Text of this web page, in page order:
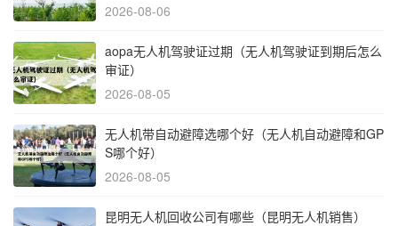
2026-08-06
aopa无人机驾驶证过期（无人机驾驶证到期后怎么
审证）
2026-08-05
无人机带自动避障选哪个好（无人机自动避障和GP
S哪个好）
2026-08-05
昆明无人机回收公司有哪些（昆明无人机销售）